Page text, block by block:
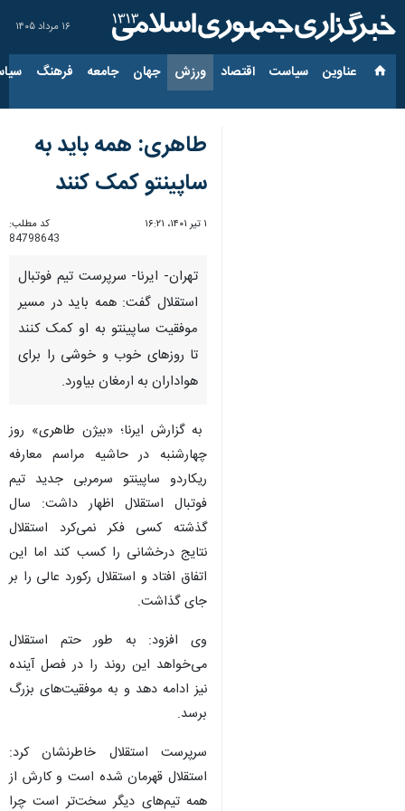
۱۶ مرداد ۱۴۰۵
عناوین‌ سیاست اقتصاد ورزش جهان جامعه فرهنگ
طاهری: همه باید به
ساپینتو کمک کنند
۱ تیر ۱۴۰۱، ۱۶:۲۱
کد مطلب:
84798643
تهران- ایرنا- سرپرست تیم فوتبال
استقلال گفت: همه باید در مسیر
موفقیت ساپینتو به او کمک کنند
تا روزهای خوب و خوشی را برای
هواداران به ارمغان بیاورد.
به گزارش ایرنا؛ «بیژن طاهری» روز
چهارشنبه در حاشیه مراسم معارفه
ریکاردو ساپینتو سرمربی جدید تیم
فوتبال استقلال اظهار داشت: سال
گذشته کسی فکر نمی‌کرد استقلال
نتایج درخشانی را کسب کند اما این
اتفاق افتاد و استقلال رکورد عالی را بر
جای گذاشت.
وی افزود: به طور حتم استقلال
می‌خواهد این روند را در فصل آینده
نیز ادامه دهد و به موفقیت‌های بزرگ
برسد.
سرپرست استقلال خاطرنشان کرد:
استقلال قهرمان شده است و کارش از
همه تیم‌های دیگر سخت‌تر است چرا